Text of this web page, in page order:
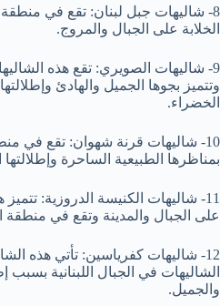
8- شاليهات جبل لبنان: تقع في منطقة
الخلابة على الجبال والمروج.
9- شاليهات الصويري: تقع هذه
وتتميز بجوها الجميل والهادئ
الخضراء.
10- شاليهات قرنة شهوان: تقع في
بمناظرها الطبيعية الساحرة
11- شاليهات الكنيسة الدروزية: تتميز
على الجبال والمدينة وتقع في
12- شاليهات كفرياسين: تأتي هذه
الشاليهات في الجبال اللبنانية بسبب
والجميل.